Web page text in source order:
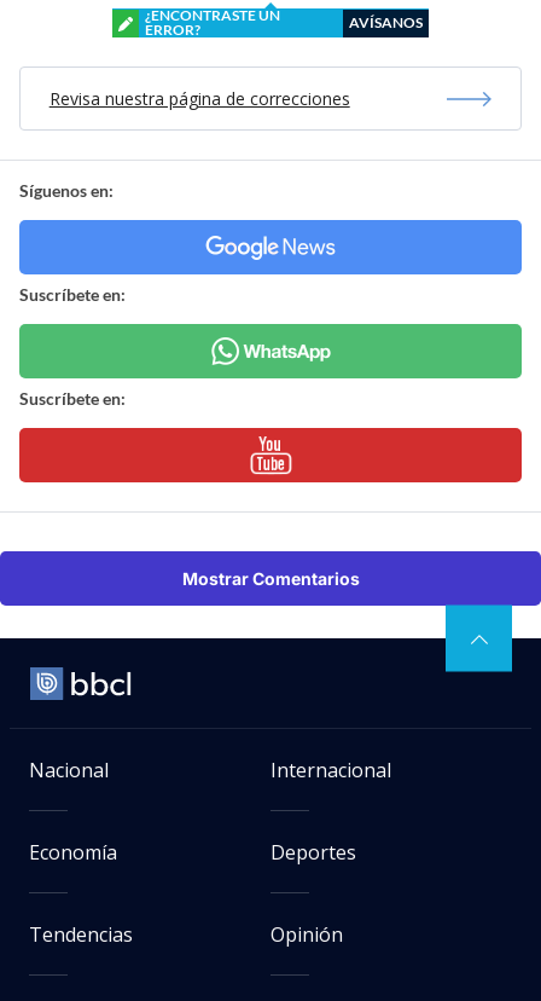
¿ENCONTRASTE UN
ERROR?
AVÍSANOS
Revisa nuestra página de correcciones
Síguenos en:
Suscríbete en:
Suscríbete en:
Mostrar Comentarios
Nacional Internacional
Economía Deportes
Tendencias Opinión